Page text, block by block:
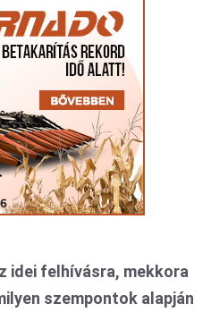
idei felhívásra, mekkora
szempontok alapján